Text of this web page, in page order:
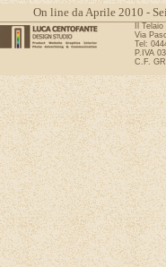
On line da Aprile 2010 -
Il
Via
Tel:
P.IVA
C.F.